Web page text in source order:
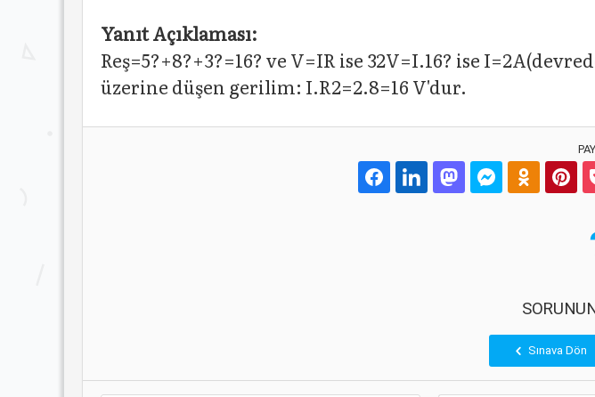
Yanıt Açıklaması:
Reş=5?+8?+3?=16? ve V=IR ise 32V=I.16? ise
üzerine düşen gerilim: I.R2=2.8=16 V'dur.
Sınava Dön